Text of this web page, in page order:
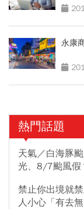
永康
熱門話題
天氣／白海豚
光、8/7颱風假
禁止你出境就
人小心「有去